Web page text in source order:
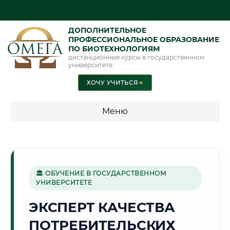
ДОПОЛНИТЕЛЬНОЕ
ПРОФЕССИОНАЛЬНОЕ ОБРАЗОВАНИЕ
ПО БИОТЕХНОЛОГИЯМ
дистанционные курсы в государственном
университете
ХОЧУ УЧИТЬСЯ➜
Меню
⛏️
Г. КЕМЕРОВО
🏛 ОБУЧЕНИЕ В ГОСУДАРСТВЕННОМ
УНИВЕРСИТЕТЕ
ЭКСПЕРТ КАЧЕСТВА
ПОТРЕБИТЕЛЬСКИХ